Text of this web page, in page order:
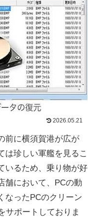
2026.05.21
前に横須賀港が広が
は珍しい軍艦を見るこ
いるため、乗り物が好
舗において、PCの動
なったPCのクリーン
サポートしておりま